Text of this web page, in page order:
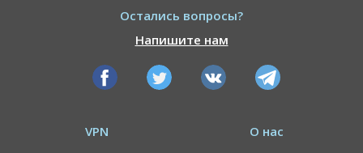
Остались вопросы?
Напишите нам
VPN
О нас